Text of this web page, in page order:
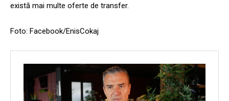
există mai multe oferte de transfer.
Foto: Facebook/EnisCokaj